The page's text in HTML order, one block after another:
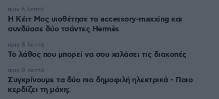
Η Κέιτ Μος υιοθέτησε τo accessory-maxxing και
συνδύασε δύο τσάντες Hermès
πριν 6 λεπτά
Το λάθος που μπορεί να σου χαλάσει τις διακοπές
πριν 8 λεπτά
Συγκρίνουμε τα δύο πιο δημοφιλή ηλεκτρικά - Ποιο
κερδίζει τη μάχη;
πριν 8 λεπτά